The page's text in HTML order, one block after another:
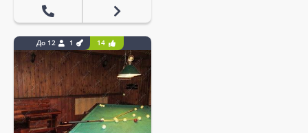
До 12 1 14